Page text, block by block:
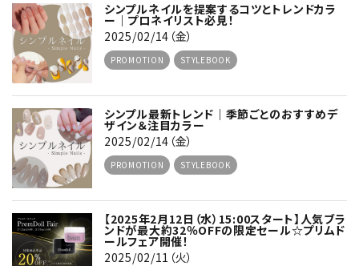
シンプルネイルを提案するコツとトレンドカラ
ー｜プロネイリスト必見！
2025/02/14（金）
PROMOTION STYLEBOOK
シンプル最新トレンド｜季節ごとのおすすめデ
ザイン＆注目カラー
2025/02/14（金）
PROMOTION STYLEBOOK
【2025年2月12日（水）15:00スタート】人気ブラ
ンドが最大約32％OFFの限定セール☆プリムド
ールフェア開催！
2025/02/11（火）